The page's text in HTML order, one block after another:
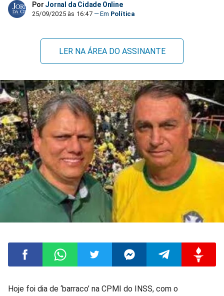
Por Jornal da Cidade Online
25/09/2025 às 16:47 Política
LER NA ÁREA DO ASSINANTE
CompartilharCompartilharCompartilharCompartilharCompartilhar
Hoje foi dia de ‘barraco’ na CPMI do INSS, com o